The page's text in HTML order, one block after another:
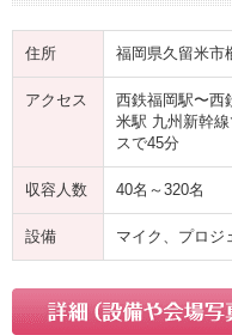
住所 福岡県久留米市
アクセス
西鉄福岡駅〜西
米駅 九州新幹
スで45分
収容人数 40名～320名
設備 マイク、プロジ